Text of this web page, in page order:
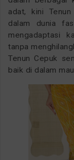
adat, kini
dalam dunia
mengadaptasi
tanpa
Tenun Cepuk
baik di dalam